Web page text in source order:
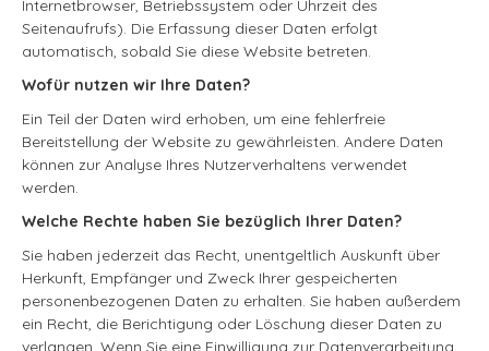
Internetbrowser, Betriebssystem oder Uhrzeit des
Seitenaufrufs). Die Erfassung dieser Daten erfolgt
automatisch, sobald Sie diese Website betreten.
Wofür nutzen wir Ihre Daten?
Ein Teil der Daten wird erhoben, um eine fehlerfreie
Bereitstellung der Website zu gewährleisten. Andere Daten
können zur Analyse Ihres Nutzerverhaltens verwendet
werden.
Welche Rechte haben Sie bezüglich Ihrer Daten?
Sie haben jederzeit das Recht, unentgeltlich Auskunft über
Herkunft, Empfänger und Zweck Ihrer gespeicherten
personenbezogenen Daten zu erhalten. Sie haben außerdem
ein Recht, die Berichtigung oder Löschung dieser Daten zu
verlangen. Wenn Sie eine Einwilligung zur Datenverarbeitung